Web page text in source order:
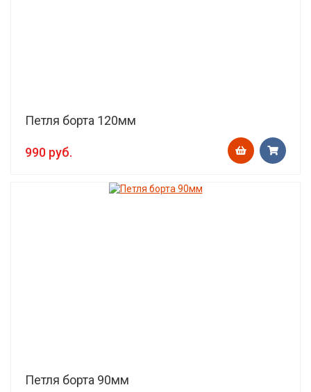
Петля борта 120мм
990 руб.
Петля борта 90мм